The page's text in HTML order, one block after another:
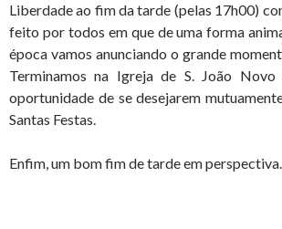
Liberdade ao fim da tarde (pelas 17h00)
feito por todos em que de uma forma
época vamos anunciando o grande
Terminamos na Igreja de S. João
oportunidade de se desejarem
Santas Festas.
Enfim, um bom fim de tarde em perspectiva.